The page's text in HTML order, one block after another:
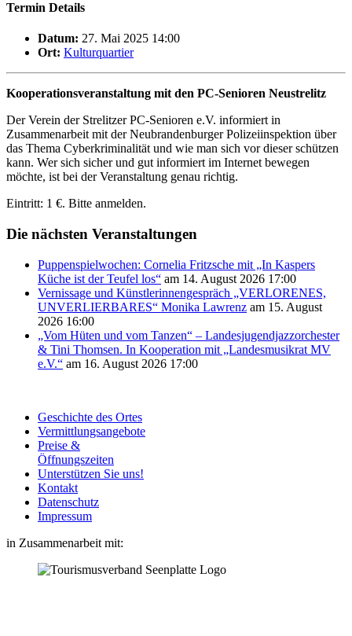
Termin Details
Datum: 27. Mai 2025 14:00
Ort: Kulturquartier
Kooperationsveranstaltung mit den PC-Senioren Neustrelitz
Der Verein der Strelitzer PC-Senioren e.V. informiert in
Zusammenarbeit mit der Neubrandenburger Polizeiinspektion über
das Thema Cyberkriminalität und wie man sich vor dieser schützen
kann. Wer sich sicher und gut informiert im Internet bewegen
möchte, ist bei der Veranstaltung genau richtig.
Eintritt: 1 €. Bitte anmelden.
Die nächsten Veranstaltungen
Puppenspielwochen: Cornelia Fritzsche mit „In Kaspers
Küche ist der Teufel los“ am 14. August 2026 17:00
Vernissage und Künstlerinnengespräch „VERLORENES,
UNVERLIERBARES“ Monika Lawrenz am 15. August
2026 16:00
„Vom Hüten und vom Tanzen“ – Landesjugendjazzorchester
& Tini Thomsen. In Kooperation mit „Landesmusikrat MV
e.V.“ am 16. August 2026 17:00
Geschichte des Ortes
Vermittlungsangebote
Preise &
Öffnungszeiten
Unterstützen Sie uns!
Kontakt
Datenschutz
Impressum
in Zusammenarbeit mit: